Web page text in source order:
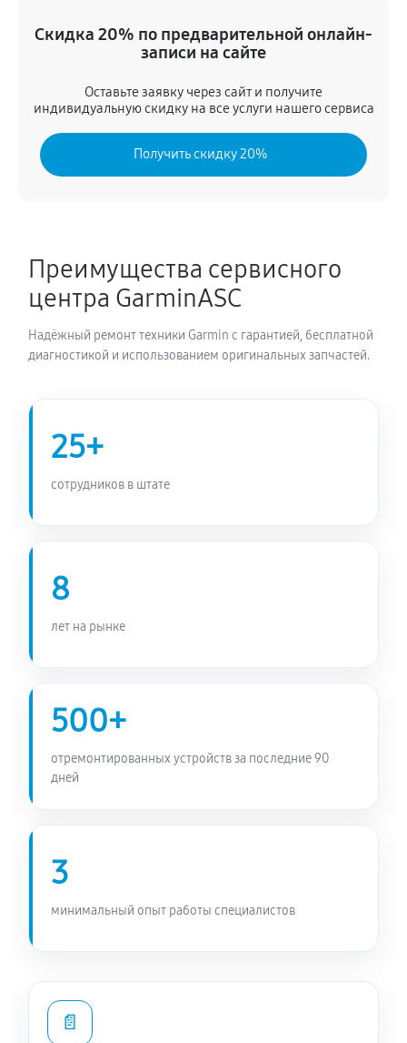
Замена шлейфа матрицы
60 минут
Замена микрофона смарт-часов Garmin 7X Pro
1080 руб 60 минут
Замена Bluetooth смарт-часов Garmin 7X Pro
1800 руб 60 минут
Скидка 20% по предварительной онлайн-
записи на сайте
Оставьте заявку через сайт и получите
индивидуальную скидку на все услуги нашего сервиса
Получить скидку 20%
Преимущества сервисного
центра GarminASC
Надёжный ремонт техники Garmin с гарантией, бесплатной
диагностикой и использованием оригинальных запчастей.
25+
сотрудников в штате
8
лет на рынке
500+
отремонтированных устройств за последние 90
дней
3
минимальный опыт работы специалистов
📄